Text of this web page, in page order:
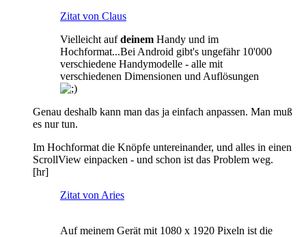
Zitat von Claus
Vielleicht aufdeinem Handy und im
Hochformat...Bei Android gibt's ungefähr 10'000
verschiedene Handymodelle - alle mit
verschiedenen Dimensionen und Auflösungen
Genau deshalb kann man das ja einfach anpassen. Man muß
es nur tun.
Im Hochformat die Knöpfe untereinander, und alles in einen
ScrollView einpacken - und schon ist das Problem weg.
[hr]
Zitat von Aries
Auf meinem Gerät mit 1080 x 1920 Pixeln ist die